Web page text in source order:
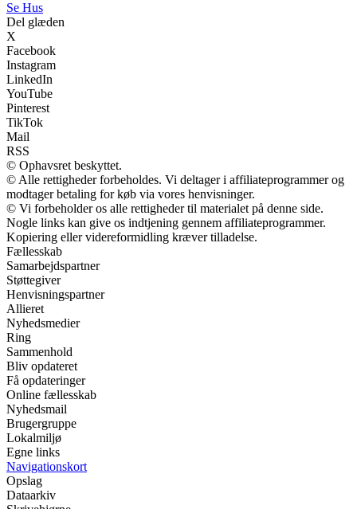
Se Hus
Del glæden
X
Facebook
Instagram
LinkedIn
YouTube
Pinterest
TikTok
Mail
RSS
© Ophavsret beskyttet.
© Alle rettigheder forbeholdes. Vi deltager i affiliateprogrammer og
modtager betaling for køb via vores henvisninger.
© Vi forbeholder os alle rettigheder til materialet på denne side.
Nogle links kan give os indtjening gennem affiliateprogrammer.
Kopiering eller videreformidling kræver tilladelse.
Fællesskab
Samarbejdspartner
Støttegiver
Henvisningspartner
Allieret
Nyhedsmedier
Ring
Sammenhold
Bliv opdateret
Få opdateringer
Online fællesskab
Nyhedsmail
Brugergruppe
Lokalmiljø
Egne links
Navigationskort
Opslag
Dataarkiv